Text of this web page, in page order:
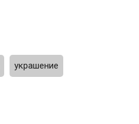
украшение